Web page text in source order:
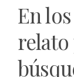
En
relato